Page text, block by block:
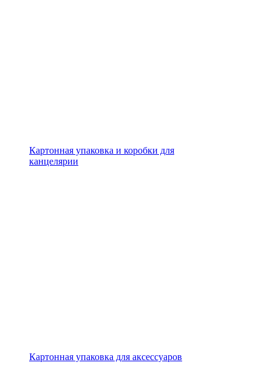
Картонная упаковка и коробки для
канцелярии
Картонная упаковка для аксессуаров